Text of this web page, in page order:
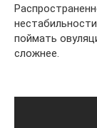
поймать
сложнее.